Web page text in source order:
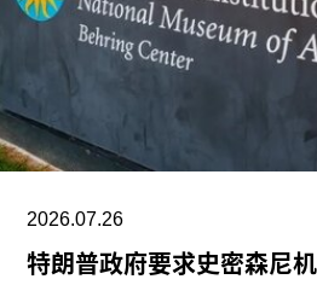
艺术节艺术总监，以及香港西
剧与表演艺术部主管。
2026.07.26
特朗普政府要求史密森尼